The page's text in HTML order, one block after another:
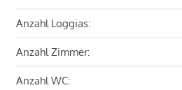
Anzahl Loggias:
Anzahl Zimmer:
Anzahl WC: